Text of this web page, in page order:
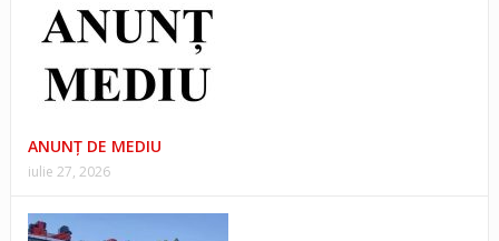
ANUNŢ DE MEDIU
iulie 27, 2026